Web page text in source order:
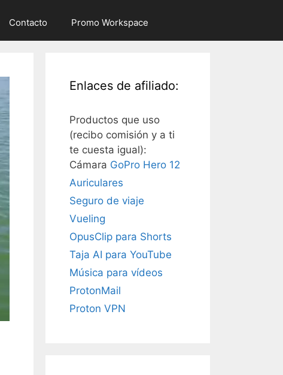
Contacto Promo Workspace
Enlaces de afiliado:
Productos que uso
(recibo comisión y a ti
te cuesta igual):
Cámara GoPro Hero 12
Auriculares
Seguro de viaje
Vueling
OpusClip para Shorts
Taja AI para YouTube
Música para vídeos
ProtonMail
Proton VPN